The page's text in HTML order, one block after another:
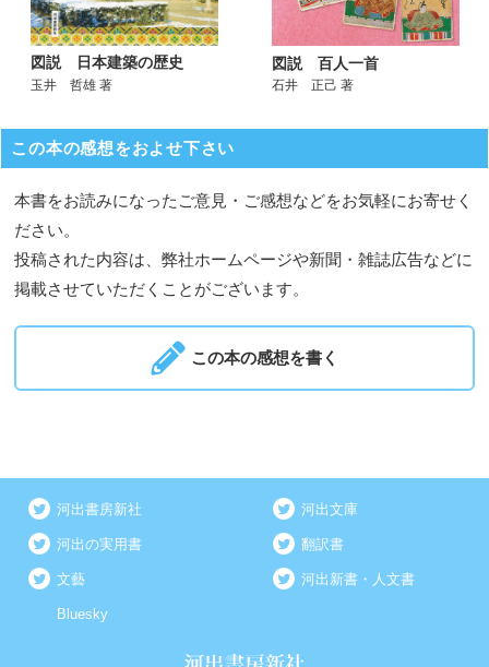
図説 日本建築の歴史
玉井 哲雄 著
図説 百人一首
石井 正己 著
この本の感想をおよせ下さい
本書をお読みになったご意見・ご感想などをお気軽にお寄せく
ださい。
投稿された内容は、弊社ホームページや新聞・雑誌広告などに
掲載させていただくことがございます。
この本の感想を書く
河出書房新社 河出文庫
河出の実用書 翻訳書
文藝 河出新書・人文書
Bluesky